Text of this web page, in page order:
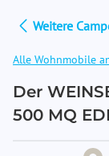
Weitere
Alle Wohnmobile
Der
500 MQ